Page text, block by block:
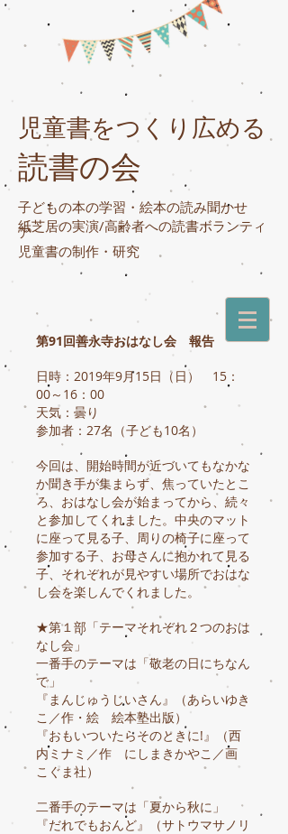
児童書をつくり広める
読書の会
子どもの本の学習・絵本の読み聞かせ
紙芝居の実演/高齢者への読書ボランティ
ア
​児童書の制作・研究
第91回善永寺おはなし会 報告
日時：2019年9月15日（日） 15：
00～16：00
天気：曇り
参加者：27名（子ども10名）
今回は、開始時間が近づいてもなかな
か聞き手が集まらず、焦っていたとこ
ろ、おはなし会が始まってから、続々
と参加してくれました。中央のマット
に座って見る子、周りの椅子に座って
参加する子、お母さんに抱かれて見る
子、それぞれが見やすい場所でおはな
し会を楽しんでくれました。
★第１部「テーマそれぞれ２つのおは
なし会」
一番手のテーマは「敬老の日にちなん
で」
『まんじゅうじいさん』（あらいゆき
こ／作・絵 絵本塾出版）
『おもいついたらそのときに!』（西
内ミナミ／作 にしまきかやこ／画
こぐま社）
二番手のテーマは「夏から秋に」
『だれでもおんど』（サトウマサノリ